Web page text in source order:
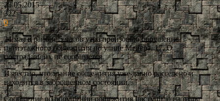
25.05.2015
322
0
24 мая в районе 5 часов утра произошло обрушение
пятиэтажного общежития по улице Мейера, 17. О
пострадавших не сообщается.
Известно, что здание общежития уже давно расселено и
находится в заброшенном состоянии.
Сообщение об обрушении общежития поступило на пульт